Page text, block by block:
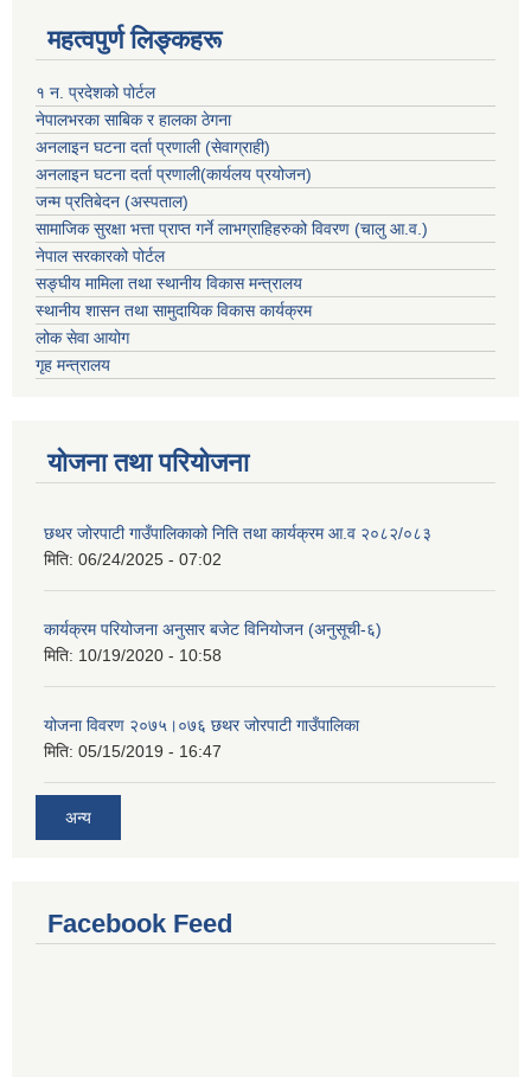
महत्वपुर्ण लिङ्कहरू
१ न. प्रदेशको पोर्टल
नेपालभरका साबिक र हालका ठेगना
अनलाइन घटना दर्ता प्रणाली (सेवाग्राही)
अनलाइन घटना दर्ता प्रणाली(कार्यलय प्रयोजन)
जन्म प्रतिबेदन (अस्पताल)
सामाजिक सुरक्षा भत्ता प्राप्त गर्ने लाभग्राहिहरुको विवरण (चालु आ.व.)
नेपाल सरकारको पोर्टल
सङ्घीय मामिला तथा स्थानीय विकास मन्त्रालय
स्थानीय शासन तथा सामुदायिक विकास कार्यक्रम
लोक सेवा आयोग
गृह मन्त्रालय
योजना तथा परियोजना
छथर जोरपाटी गाउँपालिकाको निति तथा कार्यक्रम आ.व २०८२/०८३
मिति: 06/24/2025 - 07:02
कार्यक्रम परियोजना अनुसार बजेट विनियोजन (अनुसूची-६)
मिति: 10/19/2020 - 10:58
योजना विवरण २०७५।०७६ छथर जोरपाटी गाउँपालिका
मिति: 05/15/2019 - 16:47
अन्य
Facebook Feed